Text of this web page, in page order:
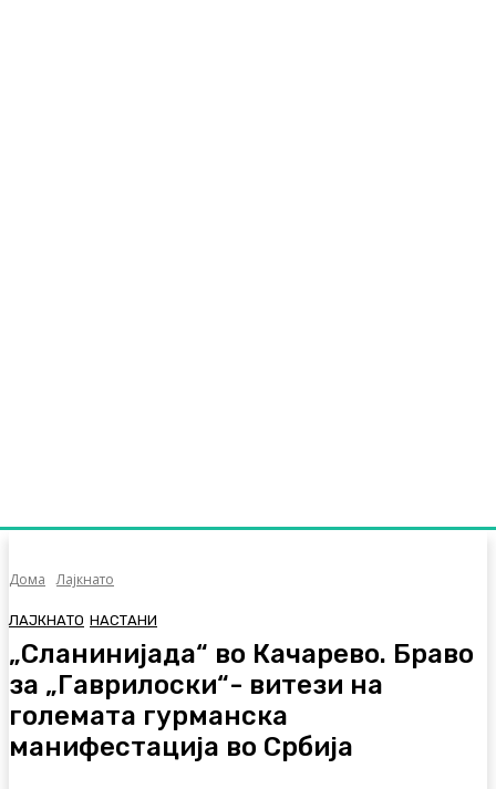
Дома Лајкнато
ЛАЈКНАТО НАСТАНИ
„Сланинијада“ во Качарево. Браво
за „Гаврилоски“- витези на
големата гурманска
манифестација во Србија